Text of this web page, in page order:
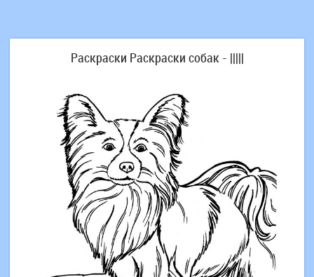
Раскраски Раскраски собак - |||||